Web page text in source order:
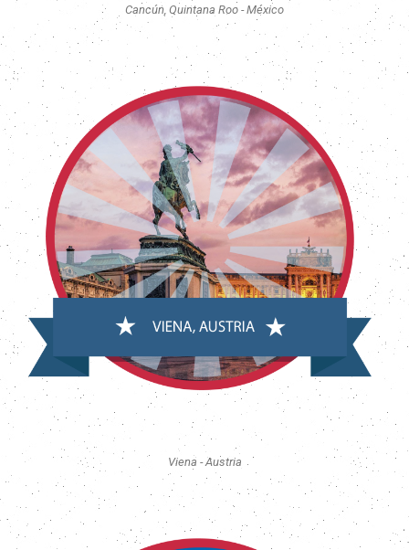
Cancún, Quintana Roo - México
Viena - Austria